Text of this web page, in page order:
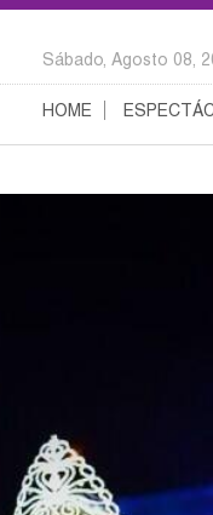
Sábado, Agosto 08,
HOME